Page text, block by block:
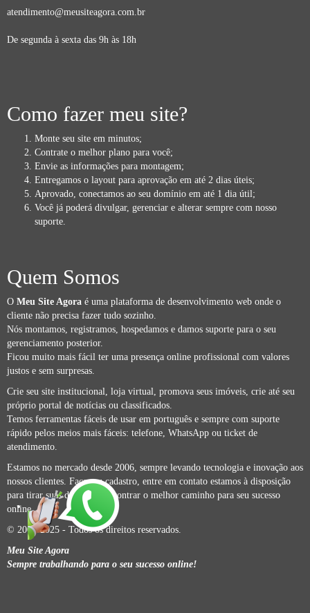
atendimento@meusiteagora.com.br
De segunda à sexta das 9h às 18h
Como fazer meu site?
Monte seu site em minutos;
Contrate o melhor plano para você;
Envie as informações para montagem;
Entregamos o layout para aprovação em até 2 dias úteis;
Aprovado, conectamos ao seu domínio em até 1 dia útil;
Você já poderá divulgar, gerenciar e alterar sempre com nosso
suporte.
Quem Somos
O Meu Site Agora é uma plataforma de desenvolvimento web onde o
cliente não precisa fazer tudo sozinho.
Nós montamos, registramos, hospedamos e damos suporte para o seu
gerenciamento posterior.
Ficou muito mais fácil ter uma presença online profissional com valores
justos e sem surpresas.
Crie seu site institucional, loja virtual, promova seus imóveis, crie até seu
próprio portal de notícias ou classificados.
Temos ferramentas fáceis de usar em português e sempre com suporte
rápido pelos meios mais fáceis: telefone, WhatsApp ou ticket de
atendimento.
Estamos no mercado desde 2006, sempre levando tecnologia e inovação aos
nossos clientes. Faça seu cadastro, entre em contato estamos à disposição
para tirar suas dúvidas e encontrar o melhor caminho para seu sucesso
online.
© 2006-2025 - Todos os direitos reservados.
Meu Site Agora
Sempre trabalhando para o seu sucesso online!